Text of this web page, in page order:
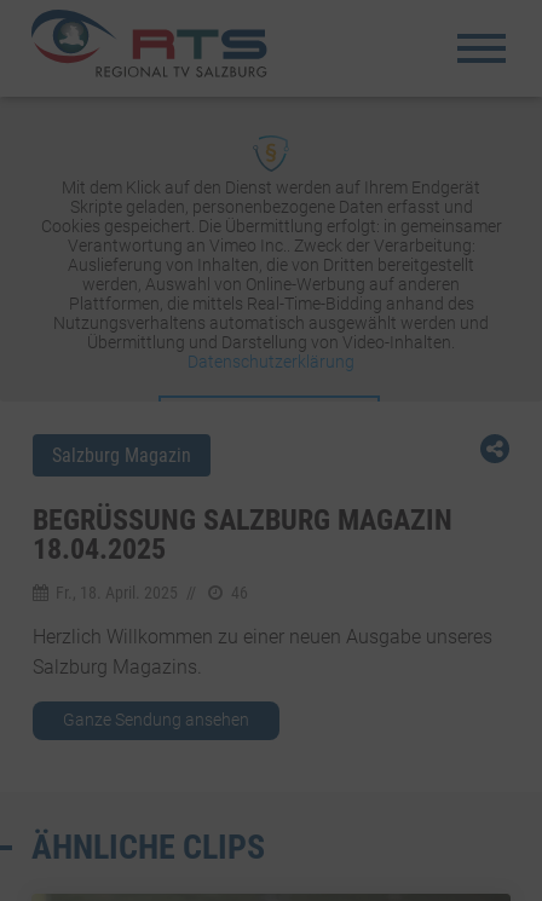
Mit dem Klick auf den Dienst werden auf Ihrem Endgerät
Skripte geladen, personenbezogene Daten erfasst und
Cookies gespeichert. Die Übermittlung erfolgt: in gemeinsamer
Verantwortung an Vimeo Inc.. Zweck der Verarbeitung:
Auslieferung von Inhalten, die von Dritten bereitgestellt
werden, Auswahl von Online-Werbung auf anderen
Plattformen, die mittels Real-Time-Bidding anhand des
Nutzungsverhaltens automatisch ausgewählt werden und
Übermittlung und Darstellung von Video-Inhalten.
Datenschutzerklärung
Salzburg Magazin
BEGRÜSSUNG SALZBURG MAGAZIN 1
8.04.2025
Fr., 18. April. 2025 46
Herzlich Willkommen zu einer neuen Ausgabe unseres
Salzburg Magazins.
Ganze Sendung ansehen
ÄHNLICHE CLIPS